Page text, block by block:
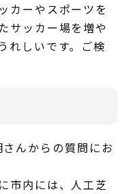
カーやスポーツを
サッカー場を増や
れしいです。ご検
んからの質問にお
市内には、人工芝